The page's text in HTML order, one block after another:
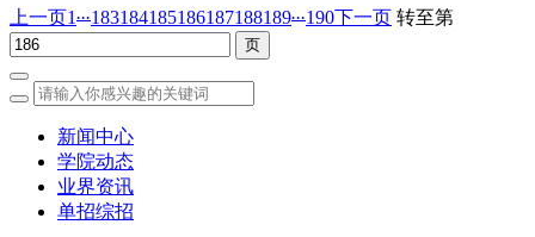
上一页1...183184185186187188189...190下一页 转至第
新闻中心
学院动态
业界资讯
单招综招